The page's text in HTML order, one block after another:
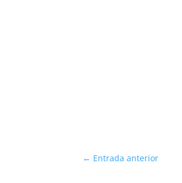
← Entrada anterior